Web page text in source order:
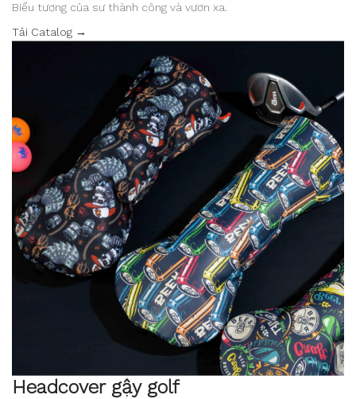
Biểu tượng của sự thành công và vươn xa.
Tải Catalog →
Headcover gậy golf